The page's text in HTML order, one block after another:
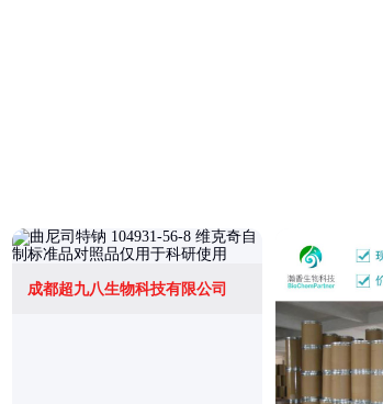
成都超九八生物科技有限公司